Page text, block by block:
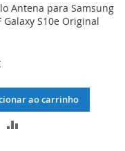
Antena para Samsung
Galaxy S10e Original
ao carrinho
ADICIONAR